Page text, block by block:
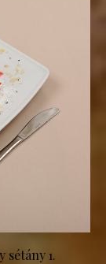
sétány 1.